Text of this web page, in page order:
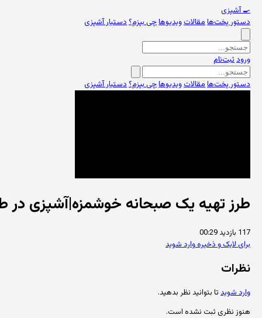
🍳آشپزی
دستور پخت‌هامقالاتویدیوهاچی بپزم؟دستیار آشپزی
ورودثبت‌نام
دستور پخت‌هامقالاتویدیوهاچی بپزم؟دستیار آشپزی
طرز تهیه یک صبحانه خوشمزه|آشپزی در
117 بازدید
00:29
برای لایک و ذخیره وارد شوید
نظرات
وارد شوید تا بتوانید نظر بدهید.
هنوز نظری ثبت نشده است.